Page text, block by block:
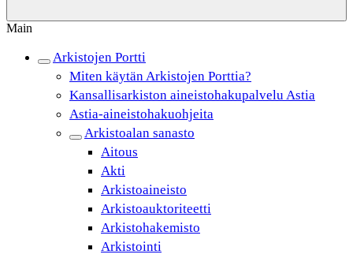
Main
Arkistojen Portti
Miten käytän Arkistojen Porttia?
Kansallisarkiston aineistohakupalvelu Astia
Astia-aineistohakuohjeita
Arkistoalan sanasto
Aitous
Akti
Arkistoaineisto
Arkistoauktoriteetti
Arkistohakemisto
Arkistointi